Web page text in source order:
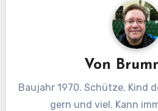
Von
Baujahr 1970. Schütze. Kind
gern und viel. Kann